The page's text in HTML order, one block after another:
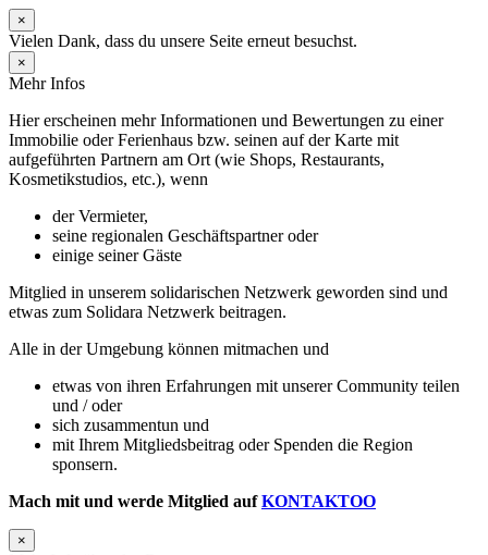
×
Vielen Dank, dass du unsere Seite erneut besuchst.
×
Mehr Infos
Hier erscheinen mehr Informationen und Bewertungen zu einer
Immobilie oder Ferienhaus bzw. seinen auf der Karte mit
aufgeführten Partnern am Ort (wie Shops, Restaurants,
Kosmetikstudios, etc.), wenn
der Vermieter,
seine regionalen Geschäftspartner oder
einige seiner Gäste
Mitglied in unserem solidarischen Netzwerk geworden sind und
etwas zum Solidara Netzwerk beitragen.
Alle in der Umgebung können mitmachen und
etwas von ihren Erfahrungen mit unserer Community teilen
und / oder
sich zusammentun und
mit Ihrem Mitgliedsbeitrag oder Spenden die Region
sponsern.
Mach mit und werde Mitglied aufKONTAKTOO
×